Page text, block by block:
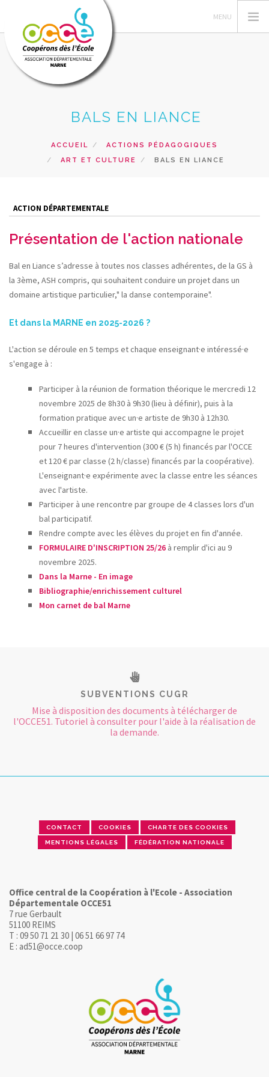
PEDAGOGIE COOPERATIVE
GERER LA COOPERATIVE
COOP' INFOS
PRÊT & SERVICES
BALS EN LIANCE
ACCUEIL
ACTIONS PÉDAGOGIQUES
ART ET CULTURE
BALS EN LIANCE
ACTION DÉPARTEMENTALE
Présentation de l'action nationale
Bal en Liance s’adresse à toutes nos classes adhérentes, de la GS à
la 3ème, ASH compris, qui souhaitent conduire un projet dans un
domaine artistique particulier," la danse contemporaine".
Et dans la MARNE en 2025-2026 ?
L'action se déroule en 5 temps et chaque enseignant·e intéressé·e
s'engage à :
Participer à la réunion de formation théorique le mercredi 12
novembre 2025 de 8h30 à 9h30 (lieu à définir), puis à la
formation pratique avec un·e artiste de 9h30 à 12h30.
Accueillir en classe un·e artiste qui accompagne le projet
pour 7 heures d'intervention (300 € (5 h) financés par l'OCCE
et 120 € par classe (2 h/classe) financés par la coopérative).
L'enseignant·e expérimente avec la classe entre les séances
avec l'artiste.
Participer à une rencontre par groupe de 4 classes lors d'un
bal participatif.
Rendre compte avec les élèves du projet en fin d'année.
FORMULAIRE D'INSCRIPTION 25/26 à remplir d'ici au 9
novembre 2025.
Dans la Marne - En image
Bibliographie/enrichissement culturel
Mon carnet de bal Marne
SUBVENTIONS CUGR
Mise à disposition des documents à télécharger de
l'OCCE51. Tutoriel à consulter pour l'aide à la réalisation de
la demande.
CONTACT COOKIES CHARTE DES COOKIES
MENTIONS LÉGALES FÉDÉRATION NATIONALE
Office central de la Coopération à l'Ecole - Association
Départementale OCCE51
7 rue Gerbault
51100 REIMS
T : 09 50 71 21 30 | 06 51 66 97 74
E : ad51@occe.coop